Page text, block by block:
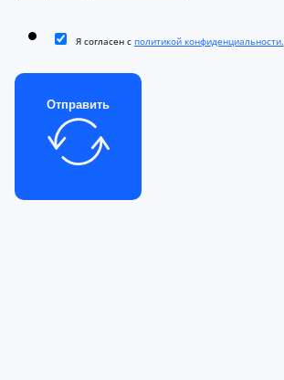
Я согласен с политикой конфиденциальности.
Отправить